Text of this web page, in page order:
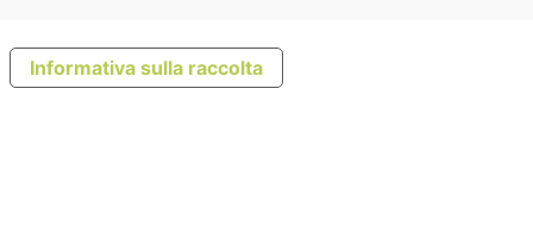
Informativa sulla raccolta